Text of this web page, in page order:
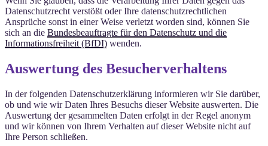
Datenschutzrecht verstößt oder Ihre datenschutzrechtlichen
Ansprüche sonst in einer Weise verletzt worden sind, können Sie
sich an die Bundesbeauftragte für den Datenschutz und die
Informationsfreiheit (BfDI) wenden.
Auswertung des Besucherverhaltens
In der folgenden Datenschutzerklärung informieren wir Sie darüber,
ob und wie wir Daten Ihres Besuchs dieser Website auswerten. Die
Auswertung der gesammelten Daten erfolgt in der Regel anonym
und wir können von Ihrem Verhalten auf dieser Website nicht auf
Ihre Person schließen.